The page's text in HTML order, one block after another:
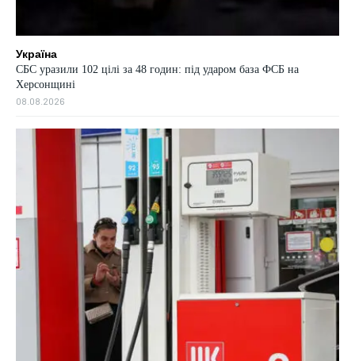
Україна
СБС уразили 102 цілі за 48 годин: під ударом база ФСБ на
Херсонщині
08.08.2026